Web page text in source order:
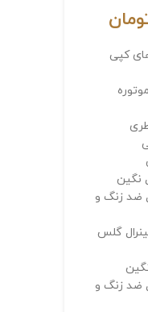
کپی
ضد زنگ و
گلس
ضد زنگ و